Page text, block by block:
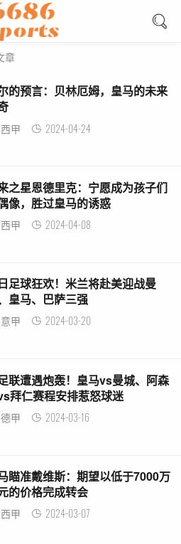
章
的预言：贝林厄姆，皇马的未来
西甲 2024-04-24
之星恩德里克：宁愿成为孩子们
像，胜过皇马的诱惑
西甲 2024-04-08
足球狂欢！米兰将赴美迎战曼
皇马、巴萨三强
意甲 2024-03-20
联遭遇炮轰！皇马vs曼城、阿森
拜仁赛程安排惹怒球迷
德甲 2024-03-16
瞄准戴维斯：期望以低于7000万
的价格完成转会
西甲 2024-03-07